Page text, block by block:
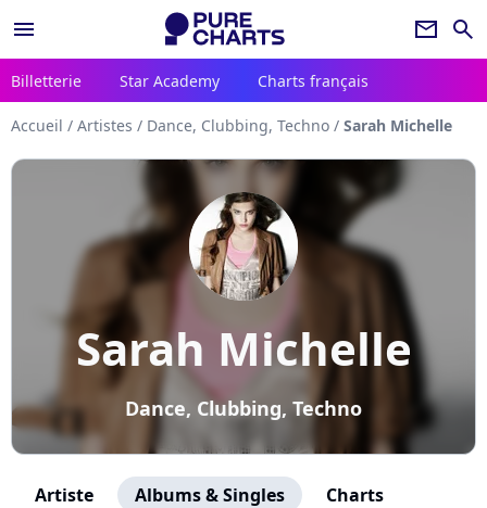
menu newsletter search
Billetterie Star Academy Charts français
Accueil / Artistes / Dance, Clubbing, Techno / Sarah Michelle
Sarah Michelle
Dance, Clubbing, Techno
Artiste Albums & Singles Charts